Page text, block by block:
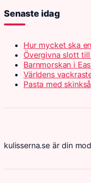
Senaste idag
Hur mycket ska
Övergivna slott
Barnmorskan i
Världens
Pasta med
kulisserna.se är din